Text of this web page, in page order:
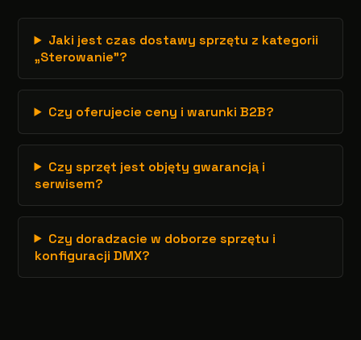
Jaki jest czas dostawy sprzętu z kategorii
„Sterowanie”?
Czy oferujecie ceny i warunki B2B?
Czy sprzęt jest objęty gwarancją i
serwisem?
Czy doradzacie w doborze sprzętu i
konfiguracji DMX?